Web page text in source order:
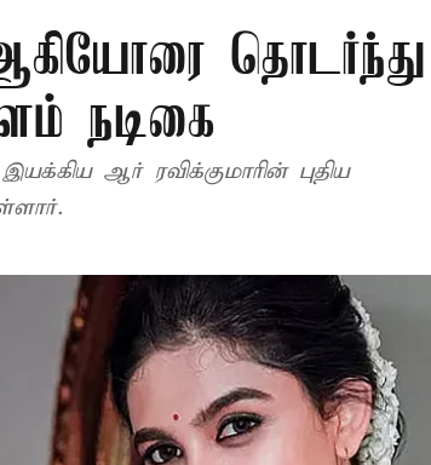
தொடர்ந்து
நடிகை
ஆர் ரவிக்குமாரின் புதிய